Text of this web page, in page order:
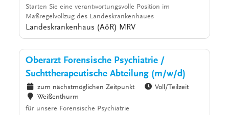
Starten Sie eine verantwortungsvolle Position im
Maßregelvollzug des Landeskrankenhaues
Landeskrankenhaus (AöR) MRV
Oberarzt Forensische Psychiatrie /
Suchttherapeutische Abteilung (m/w/d)
zum nächstmöglichen Zeitpunkt
Voll/Teilzeit
Weißenthurm
für unsere Forensische Psychiatrie